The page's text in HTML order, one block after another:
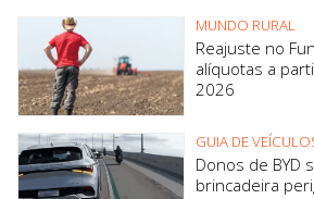
MUNDO RURAL
Reajuste no
alíquotas a
2026
GUIA DE
Donos de BYD
brincadeira